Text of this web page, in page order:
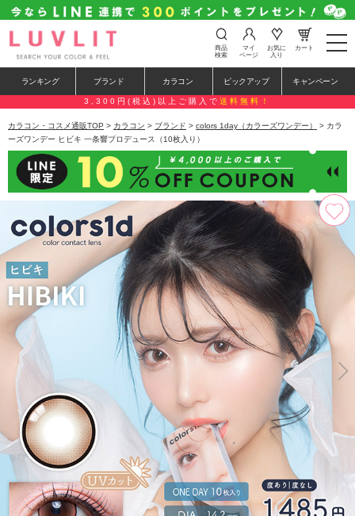
t
o
e
n
a
a
i
o
n
商品
検索
マイ
ページ
お気に
入り
カート
ランキング ブランド カラコン ピックアップ キャンペーン
3,300円(税込)以上ご購入で 送料無料！
カラコン・コスメ通販TOP > カラコン > ブランド > colors 1day（カラーズワンデー）
> カラ
ーズワンデー ヒビキ 一条響プロデュース（10枚入り）